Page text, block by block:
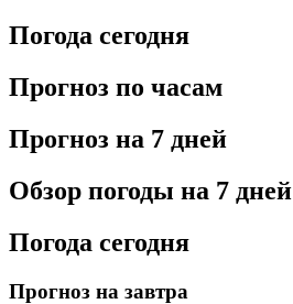
Погода сегодня
Прогноз по часам
Прогноз на 7 дней
Обзор погоды на 7 дней
Погода сегодня
Прогноз на завтра